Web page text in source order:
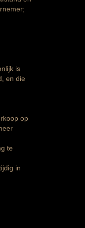
is
en die
op
te
in